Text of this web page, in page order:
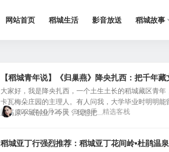
网站首页 稻城生活 影音放送 稻城故事
【稻城青年说】《归巢燕》降央扎西：把千年
大家好，我是降央扎西，一个土生土长的稻城藏区青
卡瓦梅朵庄园的主理人。有人问我，大学毕业时明明
到高原小城创业？今天，我想把...
2025年10月25日 3.3千 精选客栈
稻城亚丁行强烈推荐：稻城亚丁花间岭•杜鹃温